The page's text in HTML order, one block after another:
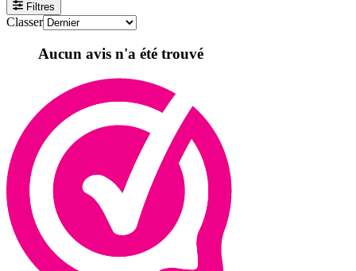
Filtres
Classer
Aucun avis n'a été trouvé